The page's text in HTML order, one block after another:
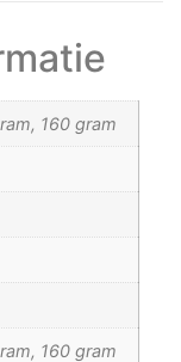
160 gram
160 gram